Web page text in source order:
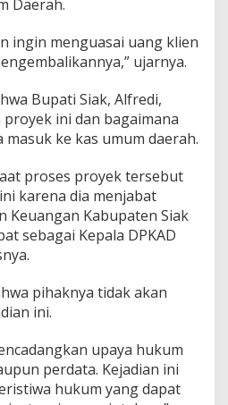
Daerah.
ingin menguasai uang klien
ujarnya.
Bupati Siak, Alfredi,
ini dan bagaimana
ke kas umum daerah.
proses proyek tersebut
karena dia menjabat
Keuangan Kabupaten Siak
sebagai Kepala DPKAD
pihaknya tidak akan
ini.
upaya hukum
perdata. Kejadian ini
hukum yang dapat